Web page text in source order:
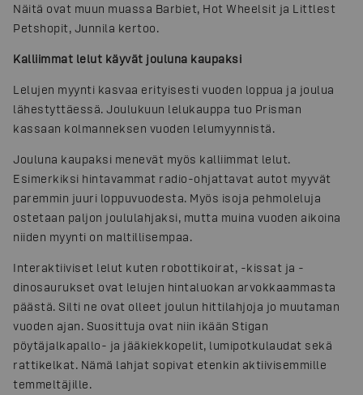
Näitä ovat muun muassa Barbiet, Hot Wheelsit ja Littlest
Petshopit, Junnila kertoo.
Kalliimmat lelut käyvät jouluna kaupaksi
Lelujen myynti kasvaa erityisesti vuoden loppua ja joulua
lähestyttäessä. Joulukuun lelukauppa tuo Prisman
kassaan kolmanneksen vuoden lelumyynnistä.
Jouluna kaupaksi menevät myös kalliimmat lelut.
Esimerkiksi hintavammat radio-ohjattavat autot myyvät
paremmin juuri loppuvuodesta. Myös isoja pehmoleluja
ostetaan paljon joululahjaksi, mutta muina vuoden aikoina
niiden myynti on maltillisempaa.
Interaktiiviset lelut kuten robottikoirat, -kissat ja -
dinosaurukset ovat lelujen hintaluokan arvokkaammasta
päästä. Silti ne ovat olleet joulun hittilahjoja jo muutaman
vuoden ajan. Suosittuja ovat niin ikään Stigan
pöytäjalkapallo- ja jääkiekkopelit, lumipotkulaudat sekä
rattikelkat. Nämä lahjat sopivat etenkin aktiivisemmille
temmeltäjille.